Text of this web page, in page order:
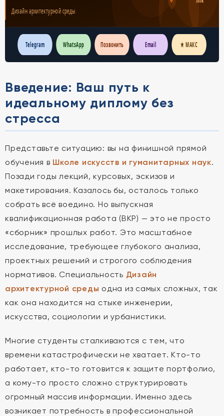
Дизайн архитектурной среды
Telegram WhatsApp Позвонить Email ★ МАКС
Введение: Ваш путь к
идеальному диплому без
стресса
Представьте ситуацию: вы на финишной прямой
обучения в Школе искусств и гуманитарных наук.
Позади годы лекций, курсовых, эскизов и
макетирования. Казалось бы, осталось только
собрать всё воедино. Но выпускная
квалификационная работа (ВКР) — это не просто
«сборник» прошлых работ. Это масштабное
исследование, требующее глубокого анализа,
проектных решений и строгого соблюдения
нормативов. Специальность Дизайн
архитектурной среды одна из самых сложных, так
как она находится на стыке инженерии,
искусства, социологии и урбанистики.
Многие студенты сталкиваются с тем, что
времени катастрофически не хватает. Кто-то
работает, кто-то готовится к защите портфолио,
а кому-то просто сложно структурировать
огромный массив информации. Именно здесь
возникает потребность в профессиональной